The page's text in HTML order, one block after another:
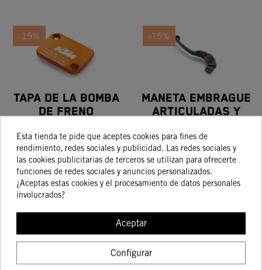
-15%
TAPA DE LA BOMBA
DE FRENO
27,95 € 23,76 €
COMPRAR
-15%
MANETA EMBRAGUE
ARTICULADAS Y
99,04 € 84,18 €
COMPRAR
Esta tienda te pide que aceptes cookies para fines de
rendimiento, redes sociales y publicidad. Las redes sociales y
las cookies publicitarias de terceros se utilizan para ofrecerte
funciones de redes sociales y anuncios personalizados.
¿Aceptas estas cookies y el procesamiento de datos personales
involucrados?
Aceptar
Configurar